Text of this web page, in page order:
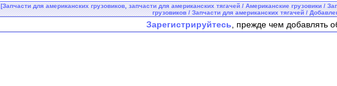
[Запчасти для американских грузовиков, запчасти для американских тягачей / Американские грузовики /
грузовиков / Запчасти для американских тягачей /
Зарегистрируйтесь , прежде чем добавлять